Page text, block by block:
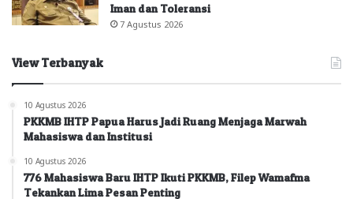
Iman dan Toleransi
7 Agustus 2026
View Terbanyak
10 Agustus 2026
PKKMB IHTP Papua Harus Jadi Ruang Menjaga Marwah
Mahasiswa dan Institusi
10 Agustus 2026
776 Mahasiswa Baru IHTP Ikuti PKKMB, Filep Wamafma
Tekankan Lima Pesan Penting